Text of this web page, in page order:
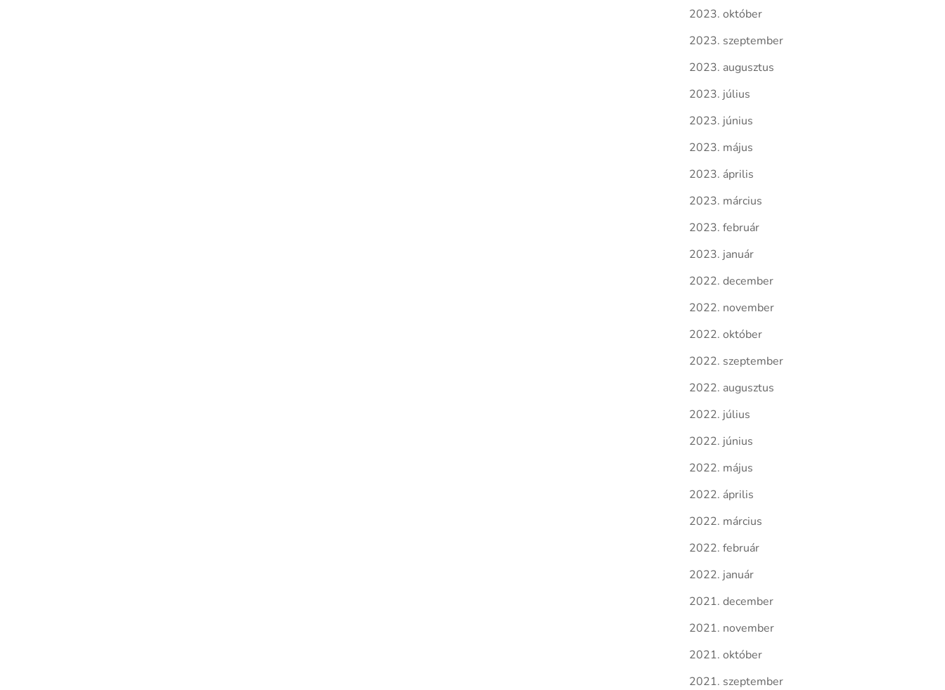
2023. október
2023. szeptember
2023. augusztus
2023. július
2023. június
2023. május
2023. április
2023. március
2023. február
2023. január
2022. december
2022. november
2022. október
2022. szeptember
2022. augusztus
2022. július
2022. június
2022. május
2022. április
2022. március
2022. február
2022. január
2021. december
2021. november
2021. október
2021. szeptember